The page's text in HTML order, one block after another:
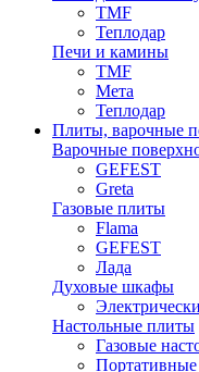
TMF
Теплодар
Печи и камины
TMF
Мета
Теплодар
Плиты, варочные
Варочные
GEFEST
Greta
Газовые плиты
Flama
GEFEST
Лада
Духовые шкафы
Настольные плиты
Газовые